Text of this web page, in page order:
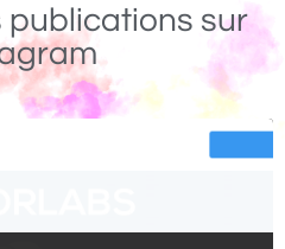
publications sur